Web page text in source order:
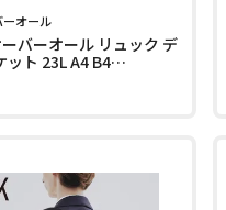
オール
バーオール リュック デ
ット 23L A4 B4